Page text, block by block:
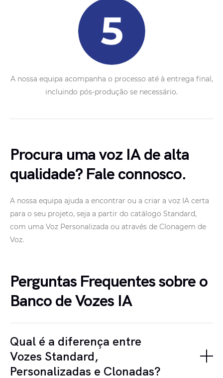
A nossa equipa acompanha o processo até à entrega final,
incluindo pós-produção se necessário.
Procura uma voz IA de alta
qualidade? Fale connosco.
A nossa equipa ajuda a encontrar ou a criar a voz IA certa
para o seu projeto, seja a partir do catálogo Standard,
com uma Voz Personalizada ou através de Clonagem de
Voz.
Perguntas Frequentes sobre o
Banco de Vozes IA
Qual é a diferença entre
Vozes Standard,
Personalizadas e Clonadas?